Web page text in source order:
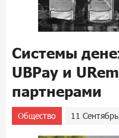
Системы
UBPay и
партнерами
Общество 11